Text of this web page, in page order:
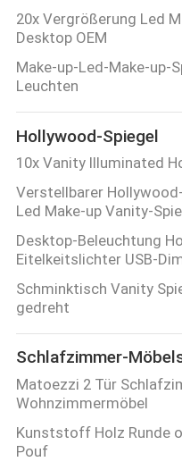
20x Vergrößerung Led
Desktop OEM
Make-up-Led-Make-up-
Leuchten
Hollywood-Spiegel
10x Vanity Illuminated
Verstellbarer
Led Make-up Vanity-
Desktop-Beleuchtung
Eitelkeitslichter USB-
Schminktisch Vanity
gedreht
Schlafzimmer-
Matoezzi 2 Tür
Wohnzimmermöbel
Kunststoff Holz Runde
Pouf